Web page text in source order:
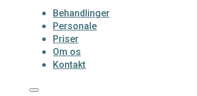
Behandlinger
Personale
Priser
Om os
Kontakt